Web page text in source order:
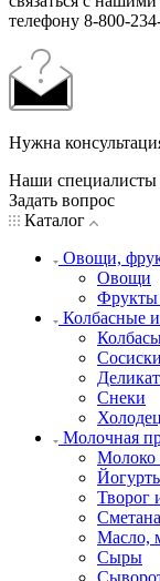
телефону 8-800-
Нужна
Наши специалисты
Задать вопрос
Каталог
Овощи,
Овощи
Фрукты
Колбасные
Снеки
Молочная
Молоко
Творог
Сметана
Масло,
Сыры